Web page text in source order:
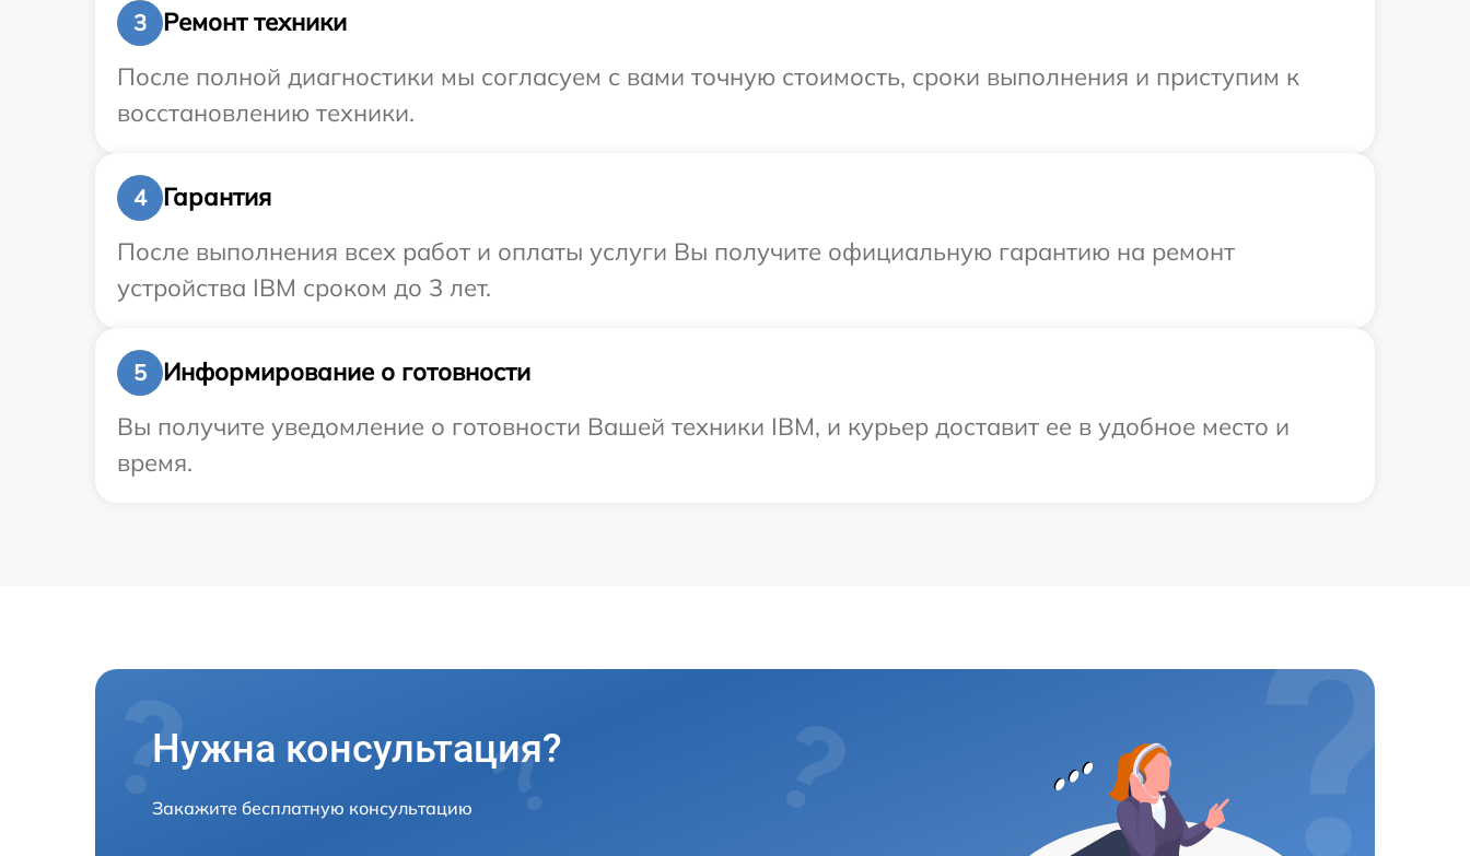
3
Ремонт техники
После полной диагностики мы согласуем с вами точную стоимость, сроки выполнения и приступим к
восстановлению техники.
4
Гарантия
После выполнения всех работ и оплаты услуги Вы получите официальную гарантию на ремонт
устройства IBM сроком до 3 лет.
5
Информирование о готовности
Вы получите уведомление о готовности Вашей техники IBM, и курьер доставит ее в удобное место и
время.
Нужна консультация?
Закажите бесплатную консультацию